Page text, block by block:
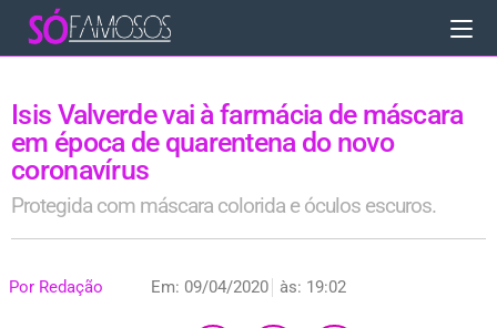
Isis Valverde vai à farmácia de máscara
em época de quarentena do novo
coronavírus
Protegida com máscara colorida e óculos escuros.
Por Redação Em: 09/04/2020 às: 19:02